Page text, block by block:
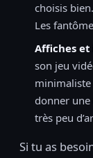
choisis
Les
Affiches
son jeu
minimaliste
donner
très peu
Si tu as